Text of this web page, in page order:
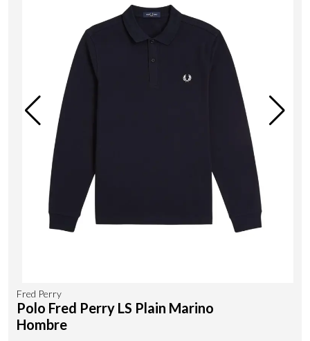
Fred Perry
Polo Fred Perry LS Plain Marino
Hombre